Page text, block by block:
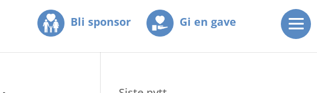
Bli sponsor Gi en gave